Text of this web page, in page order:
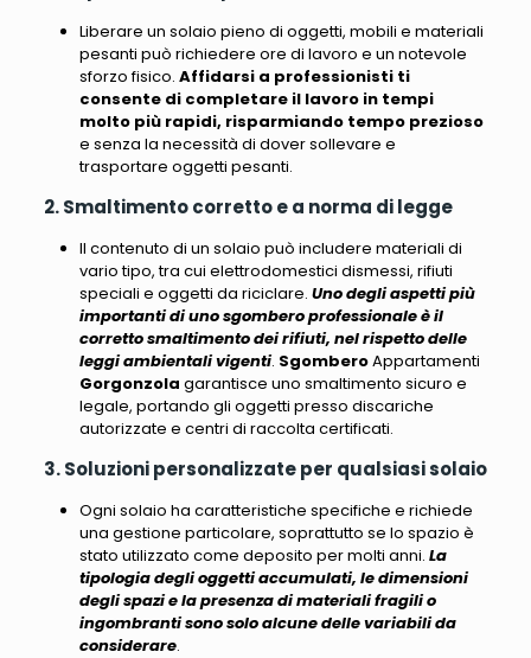
Liberare un solaio pieno di oggetti, mobili e materiali
pesanti può richiedere ore di lavoro e un notevole
sforzo fisico. Affidarsi a professionisti ti
consente di completare il lavoro in tempi
molto più rapidi, risparmiando tempo prezioso
e senza la necessità di dover sollevare e
trasportare oggetti pesanti.
2. Smaltimento corretto e a norma di legge
Il contenuto di un solaio può includere materiali di
vario tipo, tra cui elettrodomestici dismessi, rifiuti
speciali e oggetti da riciclare. Uno degli aspetti più
importanti di uno sgombero professionale è il
corretto smaltimento dei rifiuti, nel rispetto delle
leggi ambientali vigenti. SgomberoAppartamenti
Gorgonzola garantisce uno smaltimento sicuro e
legale, portando gli oggetti presso discariche
autorizzate e centri di raccolta certificati.
3. Soluzioni personalizzate per qualsiasi solaio
Ogni solaio ha caratteristiche specifiche e richiede
una gestione particolare, soprattutto se lo spazio è
stato utilizzato come deposito per molti anni. La
tipologia degli oggetti accumulati, le dimensioni
degli spazi e la presenza di materiali fragili o
ingombranti sono solo alcune delle variabili da
considerare.